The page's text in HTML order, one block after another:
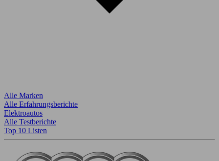
Alle Marken
Alle Erfahrungsberichte
Elektroautos
Alle Testberichte
Top 10 Listen